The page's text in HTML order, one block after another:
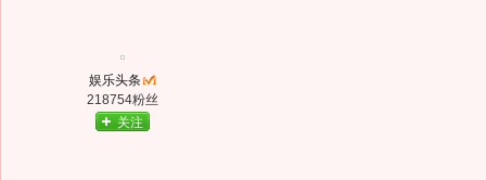
娱乐头条
218754粉丝
关注